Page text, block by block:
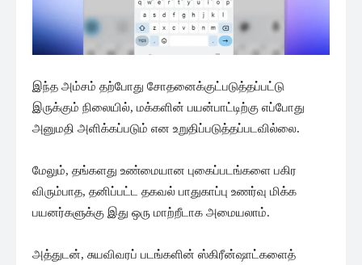
இந்த அம்சம் தற்போது சோதனைக்குட்படுத்தப்பட்டு
இருக்கும் நிலையில், மக்களின் பயன்பாட்டிற்கு எப்போது
அனுமதி அளிக்கப்படும் என உறுதிப்படுத்தப்படவில்லை.
மேலும், தங்களது உண்மையான புகைப்படங்களை பகிர
விரும்பாத, தனிப்பட்ட தகவல் பாதுகாப்பு உணர்வு மிக்க
பயனர்களுக்கு இது ஒரு மாற்றீடாக அமையலாம்.
அத்துடன், சுயவிவரப் படங்களின் ஸ்கிரீன்ஷாட்களைத்